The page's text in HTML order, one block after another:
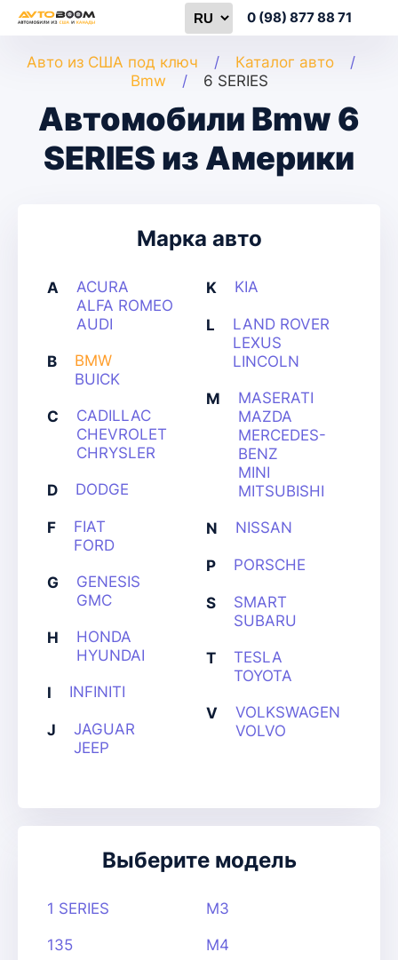
0 (98) 877 88 71
Авто из США под ключ
Каталог авто
Bmw
6 SERIES
Автомобили Bmw 6
SERIES из Америки
Марка авто
A
ACURA
ALFA ROMEO
AUDI
B
BMW
BUICK
C
CADILLAC
CHEVROLET
CHRYSLER
D DODGE
F
FIAT
FORD
G
GENESIS
GMC
H
HONDA
HYUNDAI
I INFINITI
J
JAGUAR
JEEP
K KIA
L
LAND ROVER
LEXUS
LINCOLN
M
MASERATI
MAZDA
MERCEDES-
BENZ
MINI
MITSUBISHI
N NISSAN
P PORSCHE
S
SMART
SUBARU
T
TESLA
TOYOTA
V
VOLKSWAGEN
VOLVO
Выберите модель
1 SERIES
135
M3
M4